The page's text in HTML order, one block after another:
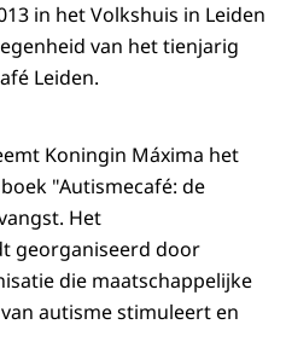
in het Volkshuis in Leiden
van het tienjarig
Leiden.
Koningin Máxima het
"Autismecafé: de
Het
georganiseerd door
die maatschappelijke
autisme stimuleert en